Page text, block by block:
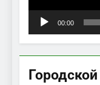
00:00